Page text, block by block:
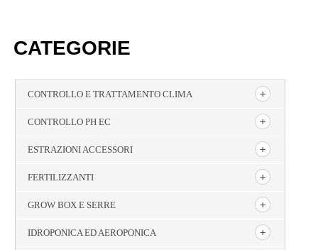
CATEGORIE
CONTROLLO E TRATTAMENTO CLIMA
CONTROLLO PH EC
ESTRAZIONI ACCESSORI
FERTILIZZANTI
GROW BOX E SERRE
IDROPONICA ED AEROPONICA